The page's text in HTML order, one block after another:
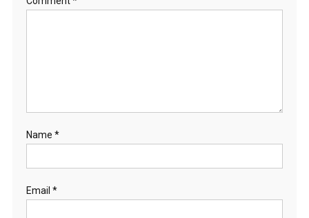
Name *
Email *